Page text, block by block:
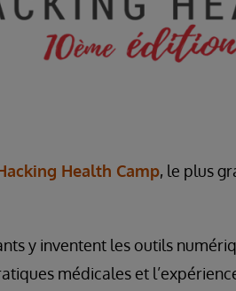
Health Camp, le plus
y inventent les outils
médicales et